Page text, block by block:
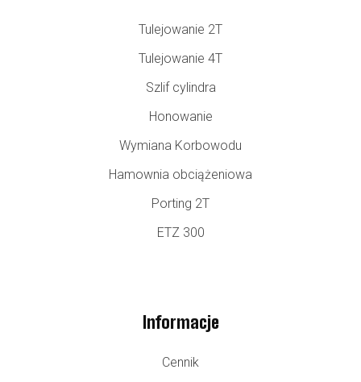
Tulejowanie 2T
Tulejowanie 4T
Szlif cylindra
Honowanie
Wymiana Korbowodu
Hamownia obciążeniowa
Porting 2T
ETZ 300
Informacje
Cennik